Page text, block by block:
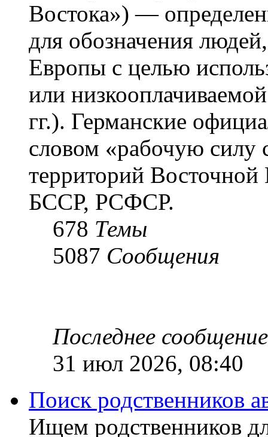
Востока») —
для обозначения
Европы с целью
или
гг.). Германские
словом «рабочую силу
территорий
БССР, РСФСР.
678 Темы
5087 Сообщения
Последнее сообщение
31 июл 2026, 08:40
Поиск родственников
Ищем родственников